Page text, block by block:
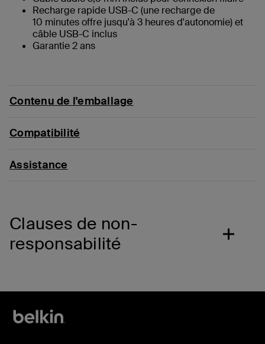
Recharge rapide USB-C (une recharge de
10 minutes offre jusqu'à 3 heures d'autonomie) et
câble USB-C inclus
Garantie 2 ans
Contenu de l'emballage
Compatibilité
Assistance
Clauses de non-
responsabilité